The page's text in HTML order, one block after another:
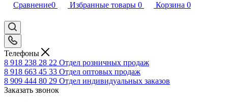
Сравнение0 Избранные товары 0 Корзина 0
Телефоны
8 918 238 28 22 Отдел розничных продаж
8 918 663 45 33 Отдел оптовых продаж
8 909 444 80 29 Отдел индивидуальных заказов
Заказать звонок